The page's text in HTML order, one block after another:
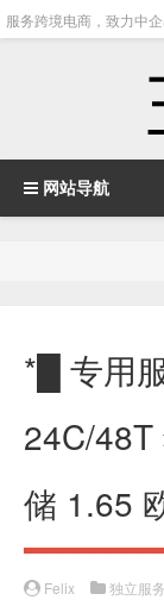
服务跨境电商，致力中企
网站导航
*█ 专用
24C/
储 1.65
Felix 独立服